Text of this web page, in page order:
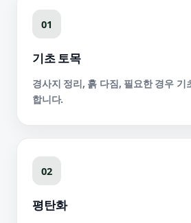
01
기초 토목
경사지 정리, 흙 다짐, 필요한 경우 기
합니다.
02
평탄화